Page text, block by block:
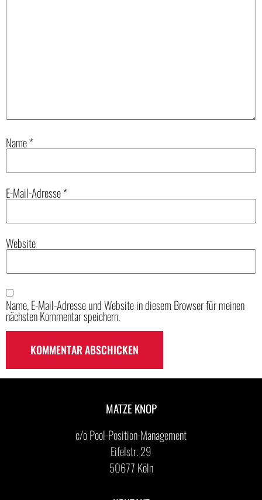
Name*
E-Mail-Adresse*
Website
Name, E-Mail-Adresse und Website in diesem Browser für meinen
nächsten Kommentar speichern.
MATZE KNOP
c/o Pool-Position-Management
Eifelstr. 29
50677 Köln